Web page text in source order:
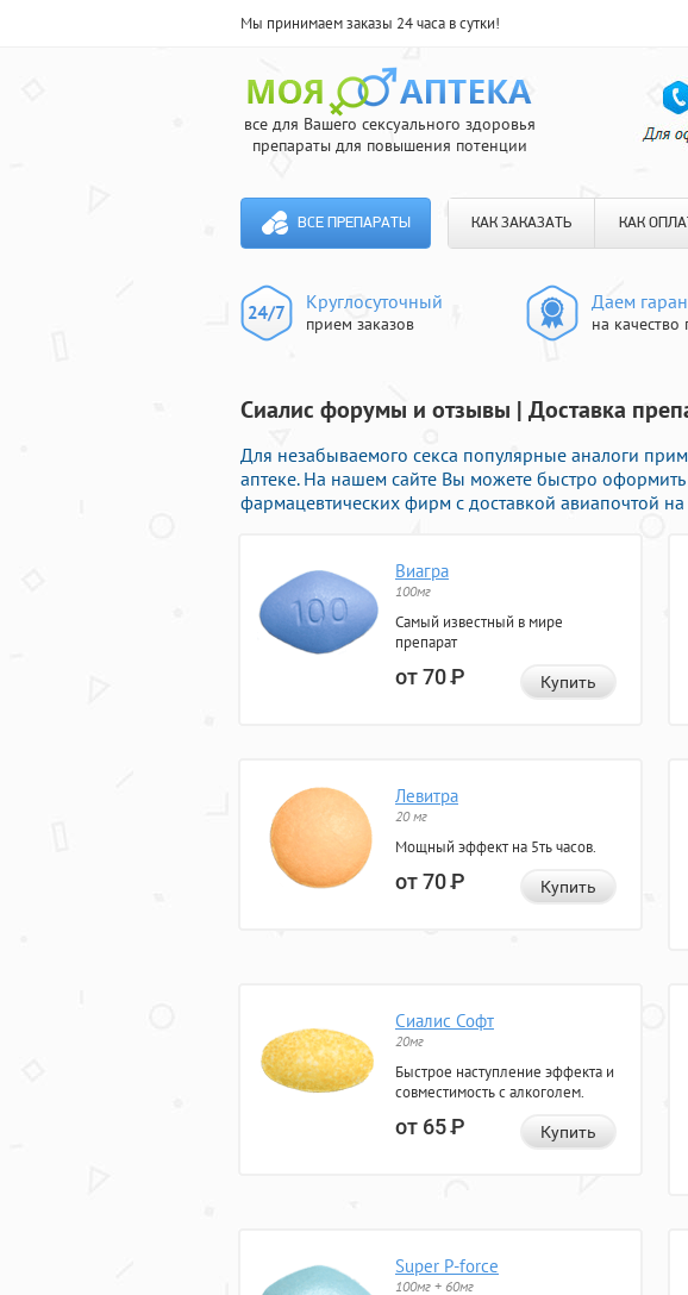
Мы принимаем заказы 24 часа в сутки!
все для Вашего сексуального здоровья
препараты для повышения потенции
ВСЕ ПРЕПАРАТЫ КАК ЗАКАЗАТЬ КАК
Круглосуточный
прием заказов
Даем
на качество
Сиалис форумы и отзывы | Доставка
Для незабываемого секса популярные аналоги
аптеке. На нашем сайте Вы можете быстро
фармацевтических фирм с доставкой авиапочтой
Виагра
100мг
Самый известный в мире
препарат
от 70Р Купить
Левитра
20 мг
Мощный эффект на 5ть часов.
от 70Р Купить
Сиалис Софт
20мг
Быстрое наступление эффекта и
совместимость с алкоголем.
от 65Р Купить
Super P-force
100мг + 60мг